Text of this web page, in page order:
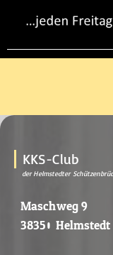
KKS-Club
der Helmstedter
Maschweg 9
38350 Helmstedt